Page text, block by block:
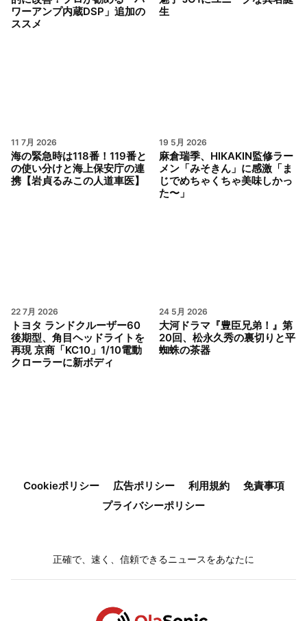
ワーアンプ内蔵DSP」追加の
ススメ
生
11 7月 2026
海の緊急時は118番！119番と
の使い分けと海上保安庁の連
携【岩貞るみこの人道車医】
19 5月 2026
麻倉瑞季、HIKAKIN監修ラー
メン「みそきん」に感激「ま
じでめちゃくちゃ美味しかっ
た〜」
22 7月 2026
トヨタ ランドクルーザー60
後期型、角目ヘッドライトを
再現 京商「KC10」1/10電動
クローラーに新ボディ
24 5月 2026
大河ドラマ『豊臣兄弟！』第
20回、松永久秀の裏切りと平
蜘蛛の茶器
Cookieポリシー 広告ポリシー 利用規約
免責事項
プライバシーポリシー
正確で、速く、信頼できるニュースをあなたに